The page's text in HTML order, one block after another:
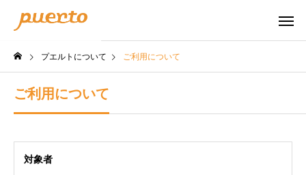
プエルトについて ご利用について
ご利用について
対象者